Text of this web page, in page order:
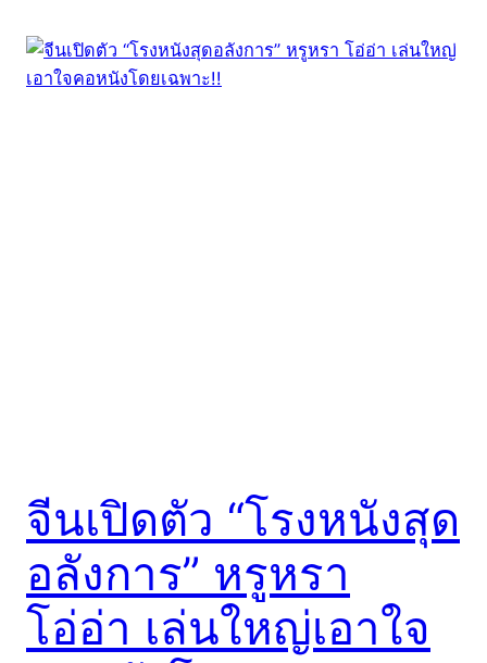
จีนเปิดตัว “โรงหนังสุด
อลังการ” หรูหรา
โอ่อ่า เล่นใหญ่เอาใจ